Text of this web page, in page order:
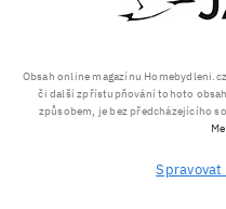
Obsah online magazínu
či další zpřístupňování tohoto
způsobem, je bez předcházejícího
Spravovat